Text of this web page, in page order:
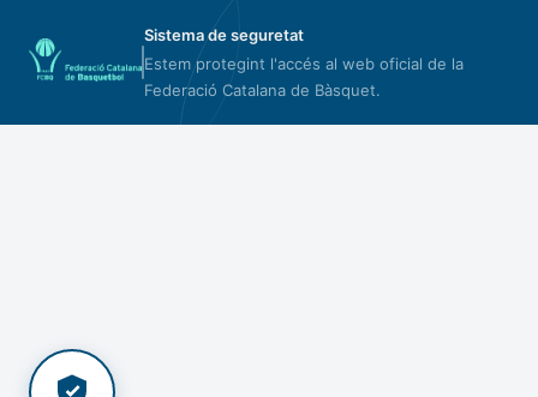
Sistema de seguretat
Estem protegint l'accés al web oficial de la
Federació Catalana de Bàsquet.